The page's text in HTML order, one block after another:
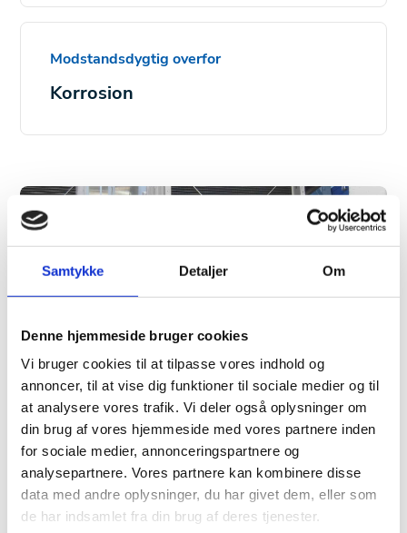
Samtykke Detaljer Om
Denne hjemmeside bruger cookies
Vi bruger cookies til at tilpasse vores indhold og
annoncer, til at vise dig funktioner til sociale medier og til
at analysere vores trafik. Vi deler også oplysninger om
din brug af vores hjemmeside med vores partnere inden
for sociale medier, annonceringspartnere og
analysepartnere. Vores partnere kan kombinere disse
data med andre oplysninger, du har givet dem, eller som
de har indsamlet fra din brug af deres tjenester.
Modstandsdygtig overfor
Korrosion
VARMEGENVINDING